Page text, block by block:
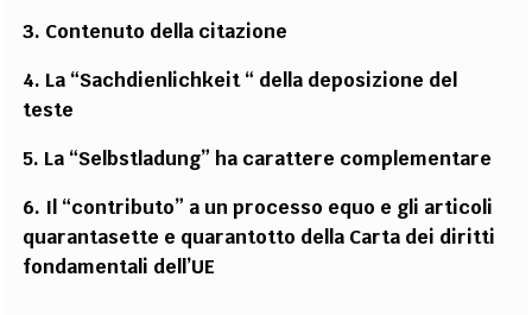
3. Contenuto della citazione
4. La “Sachdienlichkeit “ della deposizione del
teste
5. La “Selbstladung” ha carattere complementare
6. Il “contributo” a un processo equo e gli articoli
quarantasette e quarantotto della Carta dei diritti
fondamentali dell’UE